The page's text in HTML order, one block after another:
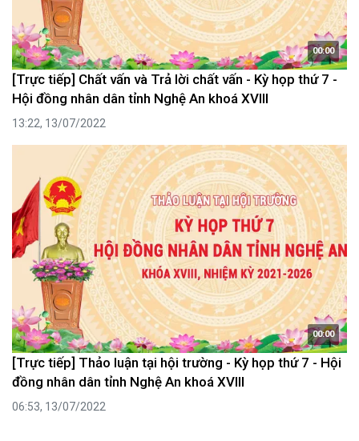
00:00
[Trực tiếp] Chất vấn và Trả lời chất vấn - Kỳ họp thứ 7 -
Hội đồng nhân dân tỉnh Nghệ An khoá XVIII
13:22, 13/07/2022
00:00
[Trực tiếp] Thảo luận tại hội trường - Kỳ họp thứ 7 - Hội
đồng nhân dân tỉnh Nghệ An khoá XVIII
06:53, 13/07/2022